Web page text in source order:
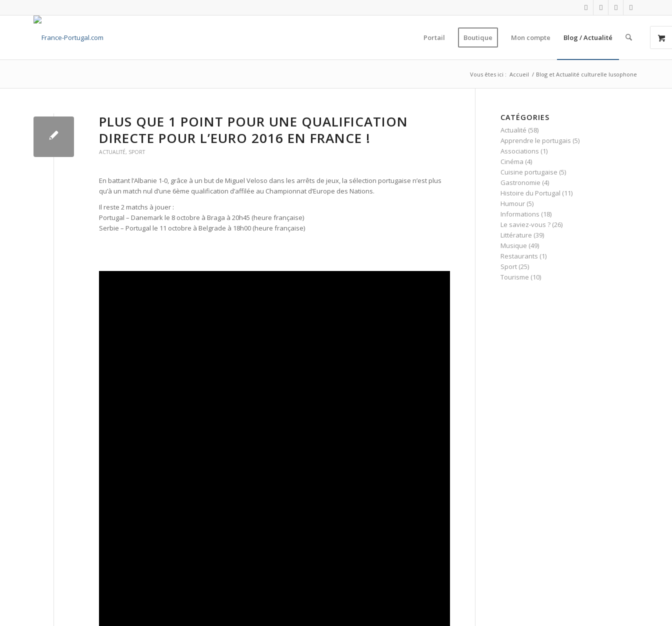
Portail Boutique Mon compte Blog / Actualité
Vous êtes ici : Accueil / Blog et Actualité culturelle lusophone
PLUS QUE 1 POINT POUR UNE QUALIFICATION
DIRECTE POUR L’EURO 2016 EN FRANCE !
ACTUALITÉ, SPORT
En battant l’Albanie 1-0, grâce à un but de Miguel Veloso dans les arrêts de jeux, la sélection portugaise n’est plus
qu’à un match nul d’une 6ème qualification d’affilée au Championnat d’Europe des Nations.
Il reste 2 matchs à jouer :
Portugal – Danemark le 8 octobre à Braga à 20h45 (heure française)
Serbie – Portugal le 11 octobre à Belgrade à 18h00 (heure française)
CATÉGORIES
Actualité (58)
Apprendre le portugais (5)
Associations (1)
Cinéma (4)
Cuisine portugaise (5)
Gastronomie (4)
Histoire du Portugal (11)
Humour (5)
Informations (18)
Le saviez-vous ? (26)
Littérature (39)
Musique (49)
Restaurants (1)
Sport (25)
Tourisme (10)